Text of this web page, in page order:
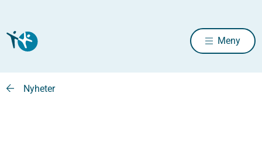
Meny
Nyheter